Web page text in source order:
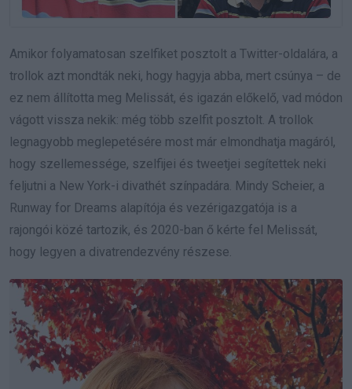
Amikor folyamatosan szelfiket posztolt a Twitter-oldalára, a
trollok azt mondták neki, hogy hagyja abba, mert csúnya – de
ez nem állította meg Melissát, és igazán előkelő, vad módon
vágott vissza nekik: még több szelfit posztolt. A trollok
legnagyobb meglepetésére most már elmondhatja magáról,
hogy szellemessége, szelfijei és tweetjei segítettek neki
feljutni a New York-i divathét színpadára. Mindy Scheier, a
Runway for Dreams alapítója és vezérigazgatója is a
rajongói közé tartozik, és 2020-ban ő kérte fel Melissát,
hogy legyen a divatrendezvény részese.